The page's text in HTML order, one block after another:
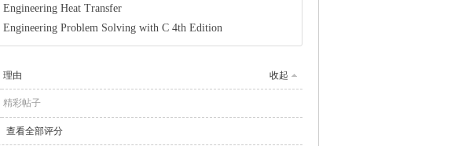
Engineering Heat Transfer
Engineering Problem Solving with C 4th Edition
收起
理由
精彩帖子
查看全部评分